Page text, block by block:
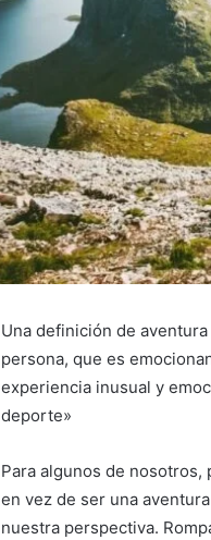
Una definición de
persona, que es
experiencia inusual y
deporte»
Para algunos de
en vez de ser una
nuestra perspectiva.